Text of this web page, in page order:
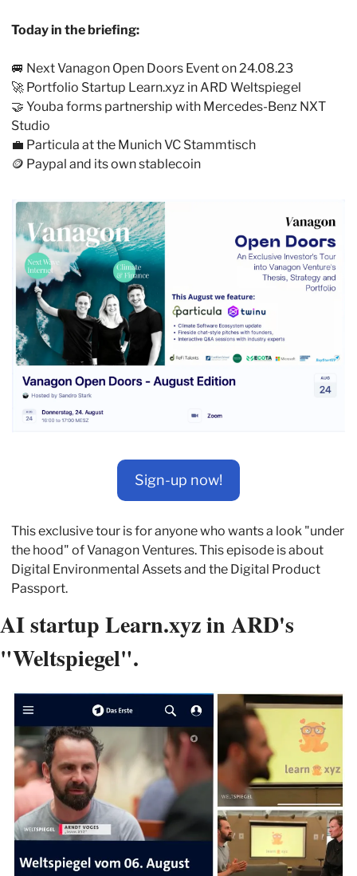
Today in the briefing:
🚐 Next Vanagon Open Doors Event on 24.08.23
🚀 Portfolio Startup Learn.xyz in ARD Weltspiegel
🤝 Youba forms partnership with Mercedes-Benz NXT
Studio
💼 Particula at the Munich VC Stammtisch
🪙 Paypal and its own stablecoin
Sign-up now!
This exclusive tour is for anyone who wants a look "under
the hood" of Vanagon Ventures. This episode is about
Digital Environmental Assets and the Digital Product
Passport.
AI startup Learn.xyz in ARD's
"Weltspiegel".